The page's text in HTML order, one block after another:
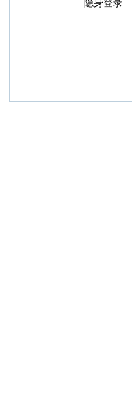
隐身登录